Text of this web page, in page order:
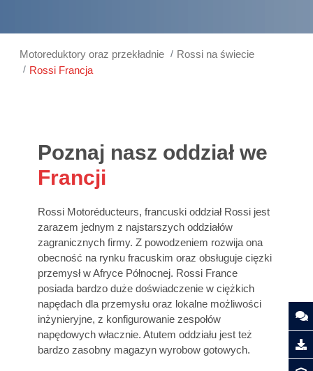
Motoreduktory oraz przekładnie
Rossi na świecie
Rossi Francja
Poznaj nasz oddział we
Francji
Rossi Motoréducteurs, francuski oddział Rossi jest
zarazem jednym z najstarszych oddziałów
zagranicznych firmy. Z powodzeniem rozwija ona
obecność na rynku fracuskim oraz obsługuje cięzki
przemysł w Afryce Północnej. Rossi France
posiada bardzo duże doświadczenie w ciężkich
napędach dla przemysłu oraz lokalne możliwości
inżynieryjne, z konfigurowanie zespołów
napędowych włacznie. Atutem oddziału jest też
bardzo zasobny magazyn wyrobow gotowych.